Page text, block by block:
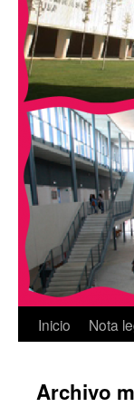
Inicio Nota
Archivo